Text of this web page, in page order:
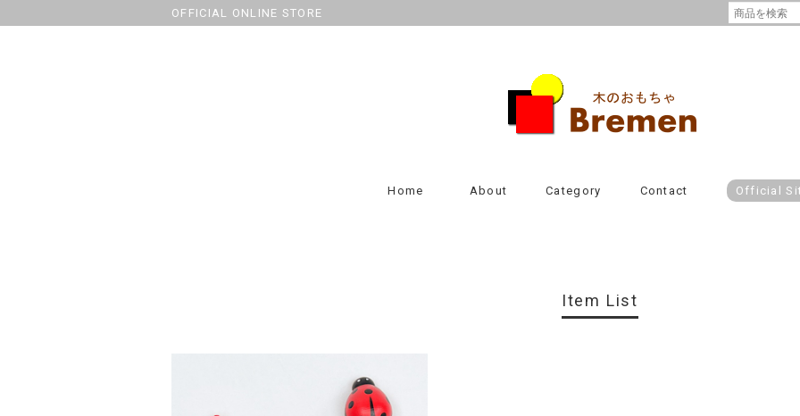
OFFICIAL ONLINE STORE
Home About Category Contact Official
Item List